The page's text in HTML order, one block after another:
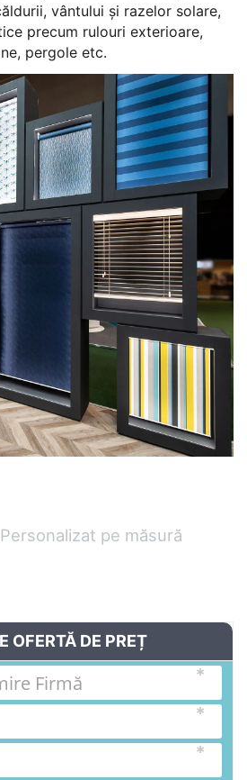
vântului și razelor solare,
precum rulouri exterioare,
pergole etc.
pe măsură
OFERTĂ DE PREȚ